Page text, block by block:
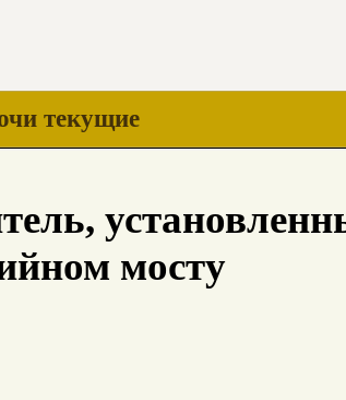
текущие
мосту